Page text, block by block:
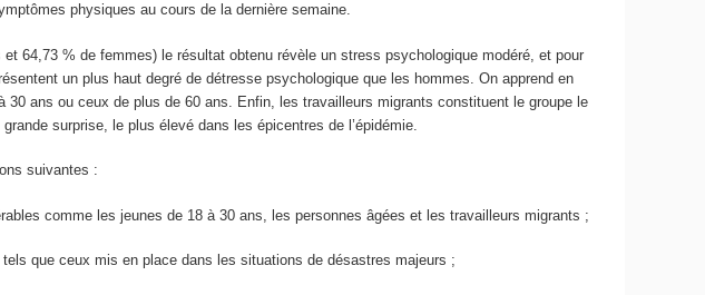
physiques au cours de la dernière semaine.
et 64,73 % de femmes) le résultat obtenu révèle un stress psychologique modéré, et pour
un plus haut degré de détresse psychologique que les hommes. On apprend en
ans ou ceux de plus de 60 ans. Enfin, les travailleurs migrants constituent le groupe le
surprise, le plus élevé dans les épicentres de l’épidémie.
suivantes :
comme les jeunes de 18 à 30 ans, les personnes âgées et les travailleurs migrants ;
que ceux mis en place dans les situations de désastres majeurs ;